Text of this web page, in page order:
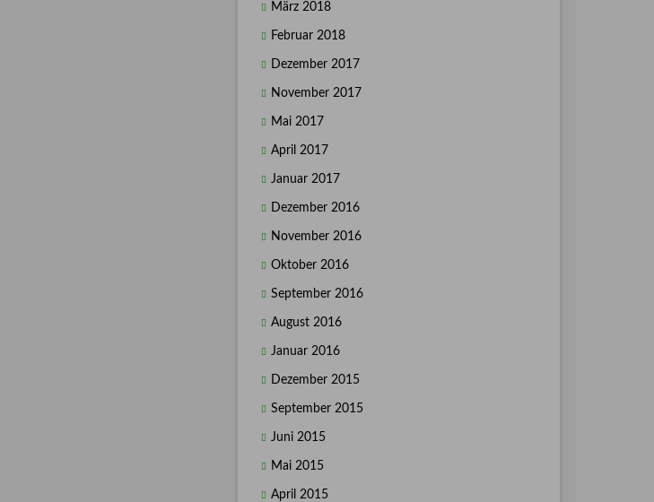
März 2018
Februar 2018
Dezember 2017
November 2017
Mai 2017
April 2017
Januar 2017
Dezember 2016
November 2016
Oktober 2016
September 2016
August 2016
Januar 2016
Dezember 2015
September 2015
Juni 2015
Mai 2015
April 2015